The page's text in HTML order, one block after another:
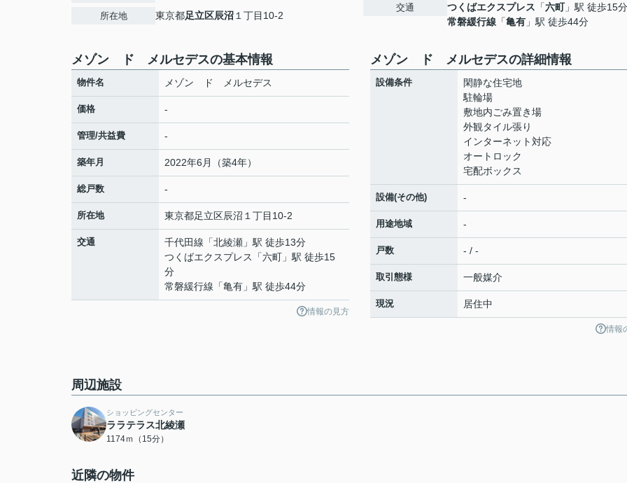
所在地 東京都足立区辰沼 １丁目10-2
交通
つくばエクスプレス 「六町」駅 徒歩15分
常磐緩行線 「亀有 」駅 徒歩44分
メゾン ド メルセデスの基本情報
物件名 メゾン ド メルセデス
価格 -
管理/共益費 -
築年月 2022年6月（築4年）
総戸数 -
所在地 東京都足立区辰沼 １丁目10-2
交通 千代田線 「北綾瀬 」駅 徒歩13分
つくばエクスプレス
「六町 」駅 徒歩15
分
常磐緩行線 「亀有 」駅 徒歩44分
情報の見方
メゾン ド メルセデスの詳細情報
設備条件
閑静な住宅地
駐輪場
敷地内ごみ置き場
外観タイル張り
インターネット対応
オートロック
宅配ボックス
設備(その他) -
用途地域 -
戸数 - / -
取引態様 一般媒介
現況 居住中
情報
周辺施設
ショッピングセンター
ララテラス北綾瀬
1174ｍ（15分）
近隣の物件